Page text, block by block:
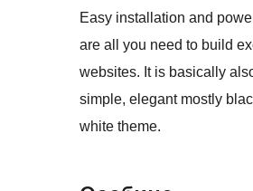
Easy installation and
are all you need to build
websites. It is basically
simple, elegant mostly
white theme.